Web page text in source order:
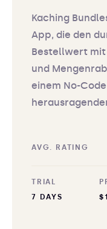
Kaching
App, die den
Bestellwert
und
einem No-
AVG. RATING
TRIAL
7 DAYS